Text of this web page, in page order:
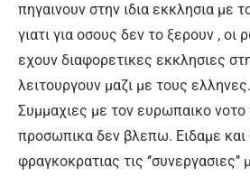
πηγαινουν στην ιδια εκκλησια με
γιατι για οσους δεν το ξερουν , οι
εχουν διαφορετικες εκκλησιες
λειτουργουν μαζι με τους ελληνες.
Συμμαχιες με τον ευρωπαικο
προσωπικα δεν βλεπω. Ειδαμε και
φραγκοκρατιας τις ‘’συνεργασιες’’